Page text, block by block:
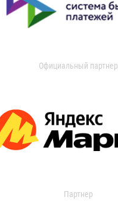
Официальный партнер
Партнер